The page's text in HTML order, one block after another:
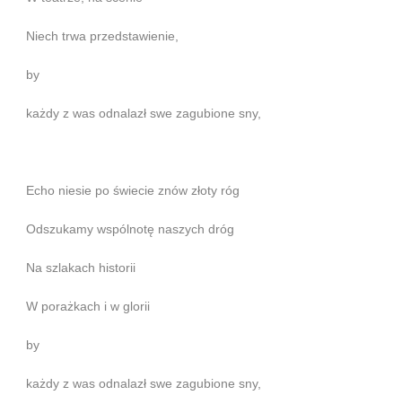
Niech trwa przedstawienie,
by
każdy z was odnalazł swe zagubione sny,
Echo niesie po świecie znów złoty róg
Odszukamy wspólnotę naszych dróg
Na szlakach historii
W porażkach i w glorii
by
każdy z was odnalazł swe zagubione sny,